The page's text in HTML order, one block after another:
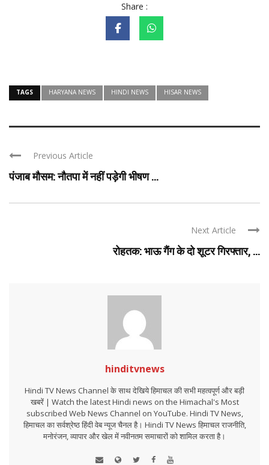
Share :
TAGS HARYANA NEWS HINDI NEWS HISAR NEWS
Previous Article
पंजाब मौसम: नौतपा में नहीं पड़ेगी भीषण ...
Next Article
रोहतक: भाऊ गैंग के दो शूटर गिरफ्तार, ...
hinditvnews
Hindi TV News Channel के साथ देखिये हिमाचल की सभी महत्वपूर्ण और बड़ी
खबरें | Watch the latest Hindi news on the Himachal's Most
subscribed Web News Channel on YouTube. Hindi TV News,
हिमाचल का सर्वश्रेष्ठ हिंदी वेब न्यूज चैनल है। Hindi TV News हिमाचल राजनीति,
मनोरंजन, व्यापार और खेल में नवीनतम समाचारों को शामिल करता है।